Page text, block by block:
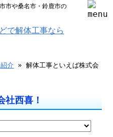
市や桑名市・鈴鹿市の
介 » 解体工事といえば株式会
社西喜！